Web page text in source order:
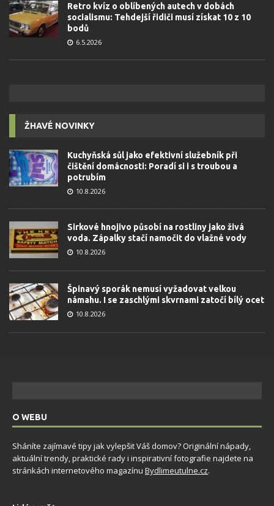
Retro kvíz o oblíbených autech v dobách
socialismu: Tehdejší řidiči musí získat 10 z 10
bodů
6.5.2026
ŽHAVÉ NOVINKY
Kuchyňská sůl jako efektivní služebník při
čištění domácnosti: Poradí si i s troubou a
potrubím
10.8.2026
Sirkové hnojivo působí na rostliny jako živá
voda. Zápalky stačí namočit do vlažné vody
10.8.2026
Špinavý sporák nemusí vyžadovat velkou
námahu. I se zaschlými skvrnami zatočí bílý ocet
10.8.2026
O WEBU
Sháníte zajímavé tipy jak vylepšit Váš domov? Originální nápady,
aktuální trendy, praktické rady i inspirativní fotografie najdete na
stránkách internetového magazínu Bydlimeutulne.cz.